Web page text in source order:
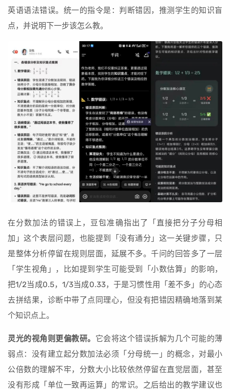
英语语法错误。统一的指令是：判断错因，推测学生的知识盲
点，并说明下一步该怎么教。
在分数加法的错误上，豆包准确指出了「直接把分子分母相
加」这个表层问题，也能提到「没有通分」这一关键步骤，只
是整体分析停留在规则层面，延展不多。千问的回答多了一层
「学生视角」，比如提到学生可能受到「小数估算」的影响，
把1/2当成0.5，1/3当成0.33，于是习惯性用「差不多」的心态
去拼结果，诊断中带了点同理心，但没有把错因精确地落到某
个知识点上。
灵光的视角则更偏教研。 它会将这个错误拆解为几个可能的薄
弱点：没有建立起分数加法必须「分母统一」的概念，对最小
公倍数的理解不牢，分数大小比较依然停留在直觉层面，甚至
没有形成「单位一致再运算」的常识。之后给出的教学建议也